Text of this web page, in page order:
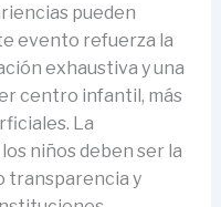
pueden
evento refuerza la
exhaustiva y una
centro infantil, más
La
niños deben ser la
transparencia y